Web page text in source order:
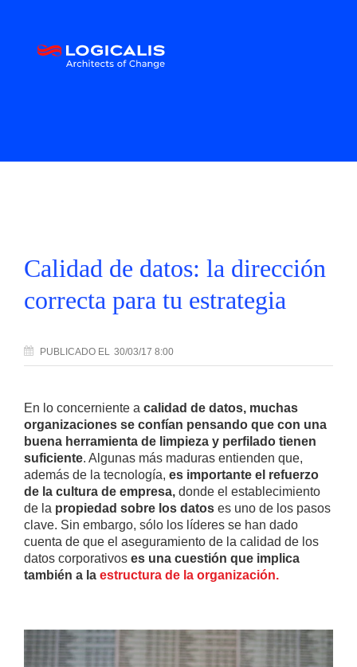
Calidad de datos: la dirección
correcta para tu estrategia
PUBLICADO EL 30/03/17 8:00
En lo concerniente a calidad de datos, muchas
organizaciones se confían pensando que con una
buena herramienta de limpieza y perfilado tienen
suficiente. Algunas más maduras entienden que,
además de la tecnología, es importante el refuerzo
de la cultura de empresa, donde el establecimiento
de la propiedad sobre los datos es uno de los pasos
clave. Sin embargo, sólo los líderes se han dado
cuenta de que el aseguramiento de la calidad de los
datos corporativos es una cuestión que implica
también a la estructura de la organización.